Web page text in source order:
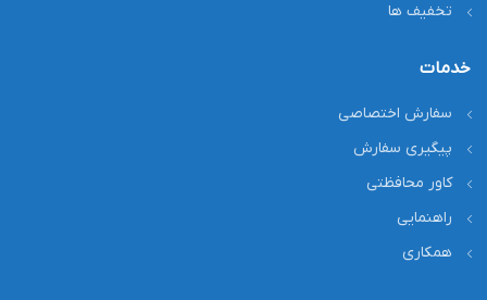
تخفیف ها
خدمات
سفارش اختصاصی
پیگیری سفارش
کاور محافظتی
راهنمایی
همکاری